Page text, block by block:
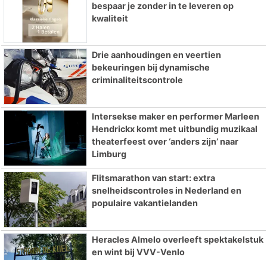
bespaar je zonder in te leveren op
kwaliteit
Drie aanhoudingen en veertien
bekeuringen bij dynamische
criminaliteitscontrole
Intersekse maker en performer Marleen
Hendrickx komt met uitbundig muzikaal
theaterfeest over ‘anders zijn’ naar
Limburg
Flitsmarathon van start: extra
snelheidscontroles in Nederland en
populaire vakantielanden
Heracles Almelo overleeft spektakelstuk
en wint bij VVV-Venlo